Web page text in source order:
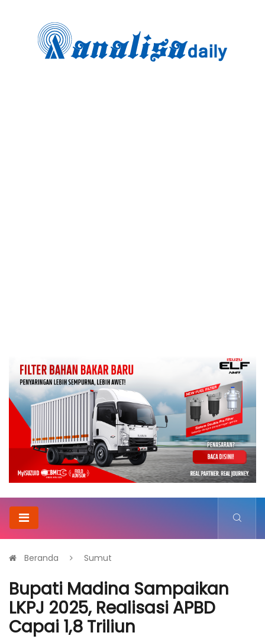
Beranda Sumut
Bupati Madina Sampaikan
LKPJ 2025, Realisasi APBD
Capai 1,8 Triliun